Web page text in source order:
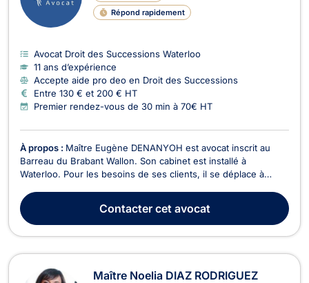
Répond rapidement
Avocat Droit des Successions Waterloo
11 ans d’expérience
Accepte aide pro deo en Droit des Successions
Entre 130 € et 200 € HT
Premier rendez-vous de 30 min à 70€ HT
À propos : Maître Eugène DENANYOH est avocat inscrit au
Barreau du Brabant Wallon. Son cabinet est installé à
Waterloo. Pour les besoins de ses clients, il se déplace à
du Royaume. Maître Eugène DENANYOH intervient en droit de
la faillite, pour les procédures sur aveu ou s...
Contactercet avocat
Maître Noelia DIAZ RODRIGUEZ